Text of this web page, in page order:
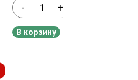
- +
В корзину